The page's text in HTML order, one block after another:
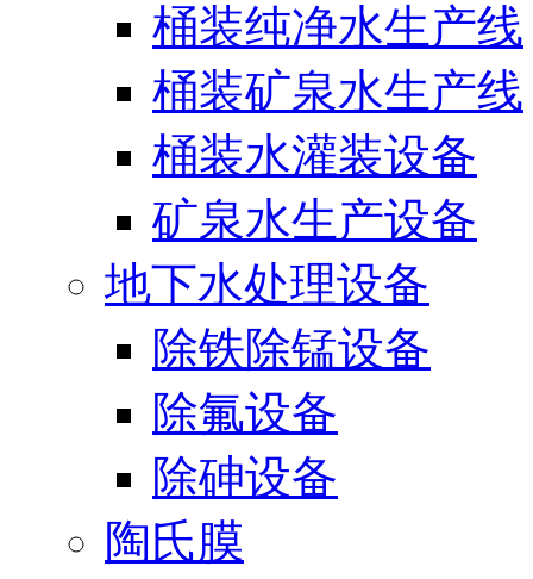
桶装纯净水生产线
桶装矿泉水生产线
桶装水灌装设备
矿泉水生产设备
地下水处理设备
除铁除锰设备
除氟设备
除砷设备
陶氏膜